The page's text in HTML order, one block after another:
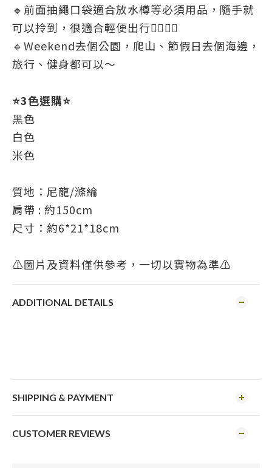
🔹前面抽繩口袋適合放水樽等必須用品，隨手就
可以拎到，很適合輕便出行👍🏻👍🏻
🔹Weekend去個公園，爬山、節假日去個海邊，
旅行、健身都可以～
⭐3色選購⭐
黑色
白色
米色
質地：尼龍/滌綸
肩帶 : 約150cm
尺寸：約6*21*18cm
⚠圖片及資料僅供參考，一切以實物為準⚠️
ADDITIONAL DETAILS
SHIPPING & PAYMENT
CUSTOMER REVIEWS